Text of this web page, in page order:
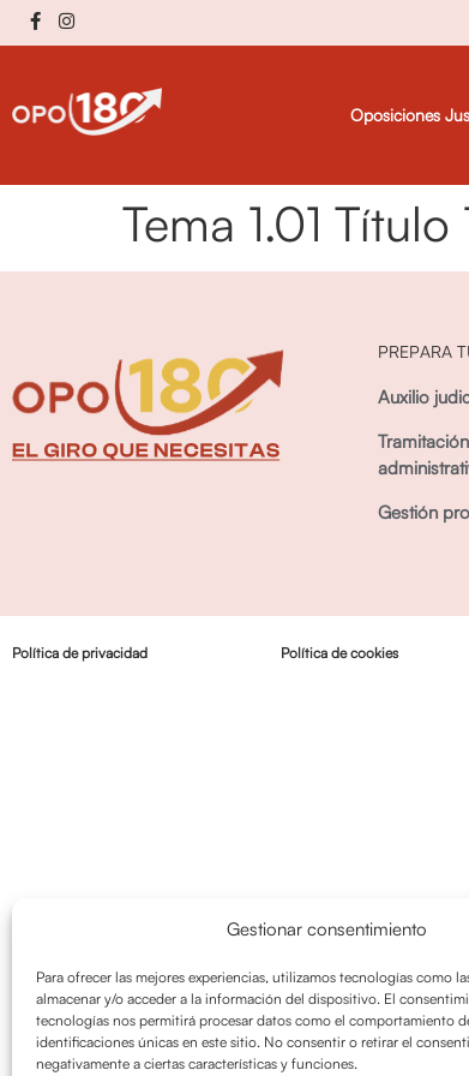
Gestionar consentimiento
Para ofrecer las mejores experiencias, utilizamos tecnologías como
almacenar y/o acceder a la información del dispositivo. El
tecnologías nos permitirá procesar datos como el comportamiento
identificaciones únicas en este sitio. No consentir o retirar el
negativamente a ciertas características y funciones.
Oposiciones
Tema 1.01
PREPARA
Auxilio
Gestión
Política de privacidad Política de cookies